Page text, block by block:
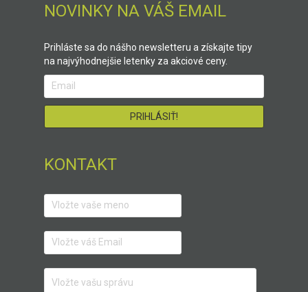
NOVINKY NA VÁŠ EMAIL
Prihláste sa do nášho newsletteru a získajte tipy
na najvýhodnejšie letenky za akciové ceny.
KONTAKT